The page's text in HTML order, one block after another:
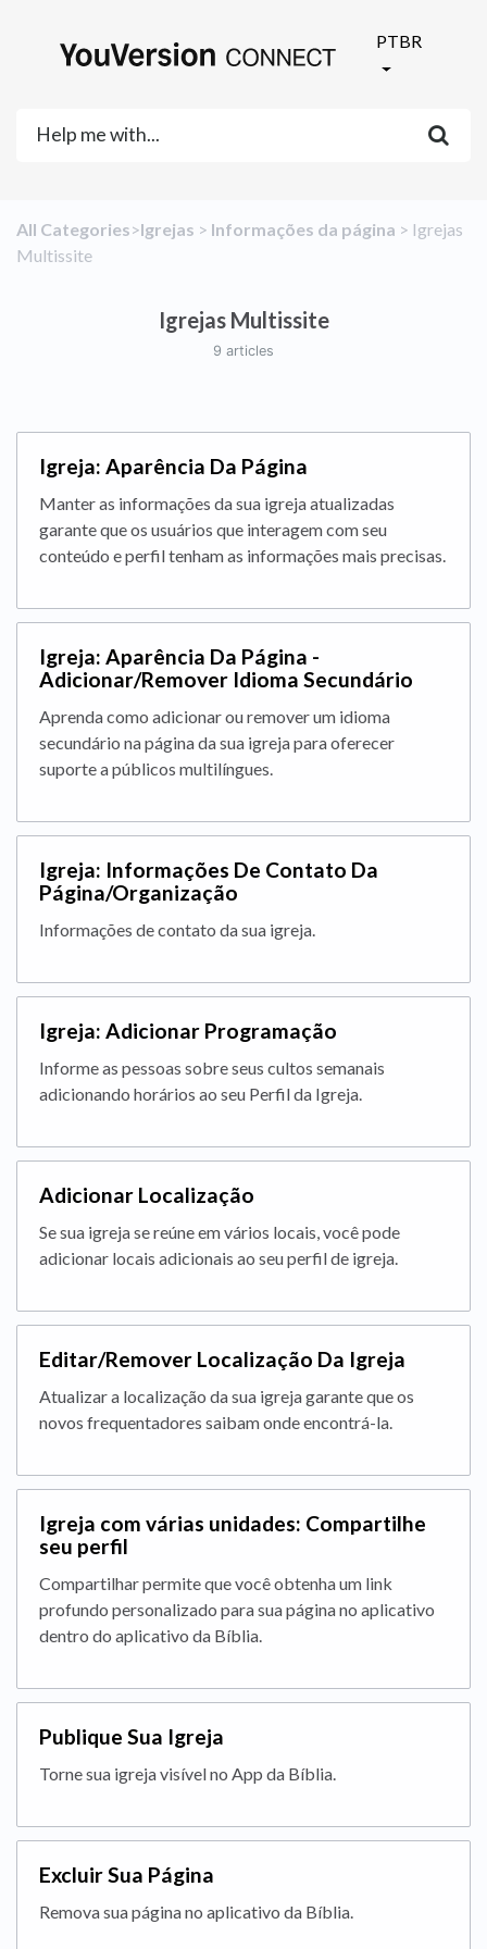
PTBR
All Categories​>​​Igrejas ​ > ​ ​Informações da página ​ > ​ ​Igrejas
Multissite
Igrejas Multissite
9 articles
Igreja: Aparência Da Página
Manter as informações da sua igreja atualizadas
garante que os usuários que interagem com seu
conteúdo e perfil tenham as informações mais precisas.
Igreja: Aparência Da Página -
Adicionar/Remover Idioma Secundário
Aprenda como adicionar ou remover um idioma
secundário na página da sua igreja para oferecer
suporte a públicos multilíngues.
Igreja: Informações De Contato Da
Página/Organização
Informações de contato da sua igreja.
Igreja: Adicionar Programação
Informe as pessoas sobre seus cultos semanais
adicionando horários ao seu Perfil da Igreja.
Adicionar Localização
Se sua igreja se reúne em vários locais, você pode
adicionar locais adicionais ao seu perfil de igreja.
Editar/Remover Localização Da Igreja
Atualizar a localização da sua igreja garante que os
novos frequentadores saibam onde encontrá-la.
Igreja com várias unidades: Compartilhe
seu perfil
Compartilhar permite que você obtenha um link
profundo personalizado para sua página no aplicativo
dentro do aplicativo da Bíblia.
Publique Sua Igreja
Torne sua igreja visível no App da Bíblia.
Excluir Sua Página
Remova sua página no aplicativo da Bíblia.